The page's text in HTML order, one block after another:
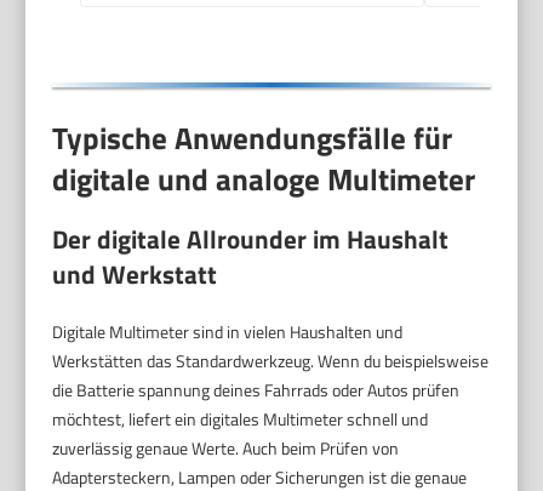
Typische Anwendungsfälle für
digitale und analoge Multimeter
Der digitale Allrounder im Haushalt
und Werkstatt
Digitale Multimeter sind in vielen Haushalten und
Werkstätten das Standardwerkzeug. Wenn du beispielsweise
die Batterie spannung deines Fahrrads oder Autos prüfen
möchtest, liefert ein digitales Multimeter schnell und
zuverlässig genaue Werte. Auch beim Prüfen von
Adaptersteckern, Lampen oder Sicherungen ist die genaue